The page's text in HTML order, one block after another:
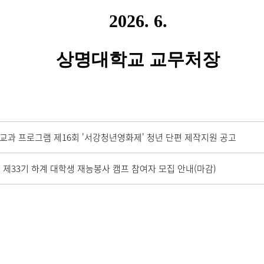
2026. 6.
상명대학교 교무처장
과 프로그램 제16회 '서강청년영화제' 청년 단편 제작지원 공고
33기 하계 대학생 재능봉사 캠프 참여자 모집 안내(마감)